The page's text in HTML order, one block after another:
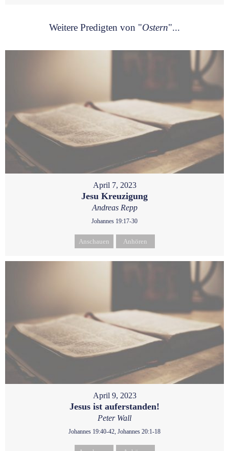
Weitere Predigten von "Ostern"...
April 7, 2023
Jesu Kreuzigung
Andreas Repp
Johannes 19:17-30
Anschauen Anhören
April 9, 2023
Jesus ist auferstanden!
Peter Wall
Johannes 19:40-42, Johannes 20:1-18